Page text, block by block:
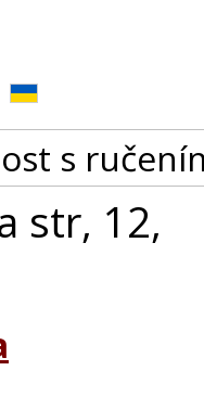
s
str, 12,